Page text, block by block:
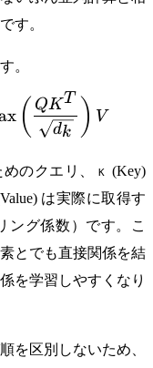
す。
。
K,
( dk
QKT ) V
のクエリ、 K
(Key)
は実際に取得す
ング係数）です。こ
とでも直接関係を結
を学習しやすくなり
を区別しないため、